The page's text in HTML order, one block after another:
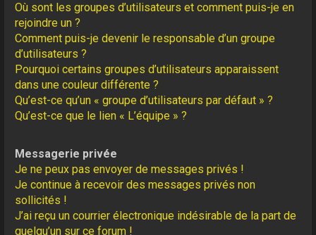
Où sont les groupes d’utilisateurs et comment puis-je en
rejoindre un ?
Comment puis-je devenir le responsable d’un groupe
d’utilisateurs ?
Pourquoi certains groupes d’utilisateurs apparaissent
dans une couleur différente ?
Qu’est-ce qu’un « groupe d’utilisateurs par défaut » ?
Qu’est-ce que le lien « L’équipe » ?
Messagerie privée
Je ne peux pas envoyer de messages privés !
Je continue à recevoir des messages privés non
sollicités !
J’ai reçu un courrier électronique indésirable de la part de
quelqu’un sur ce forum !